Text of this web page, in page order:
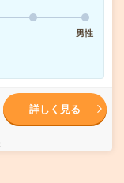
男性
詳しく見る